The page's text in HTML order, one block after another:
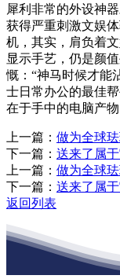
犀利非常的外设神
获得严重刺激文娱
机，其实，肩负着
显示手艺，仍是颜
慨：“神马时候才能
士日常办公的最佳
在于手中的电脑产物
上一篇： 做为全球
下一篇： 送来了属
上一篇： 做为全球
下一篇： 送来了属
返回列表